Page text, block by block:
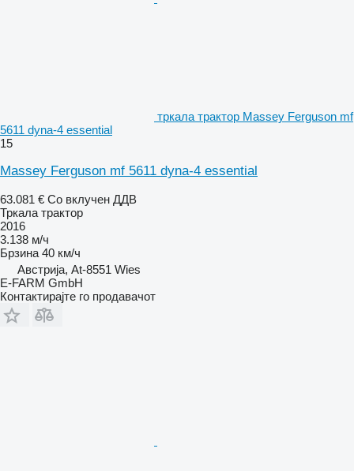
тркала трактор Massey Ferguson mf
5611 dyna-4 essential
15
Massey Ferguson mf 5611 dyna-4 essential
63.081 € Со вклучен ДДВ
Тркала трактор
2016
3.138 м/ч
Брзина 40 км/ч
Австрија, At-8551 Wies
E-FARM GmbH
Контактирајте го продавачот